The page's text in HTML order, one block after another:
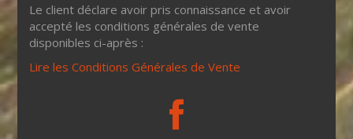
Le client déclare avoir pris connaissance et avoir
accepté les conditions générales de vente
disponibles ci-après :
Lire les Conditions Générales de Vente